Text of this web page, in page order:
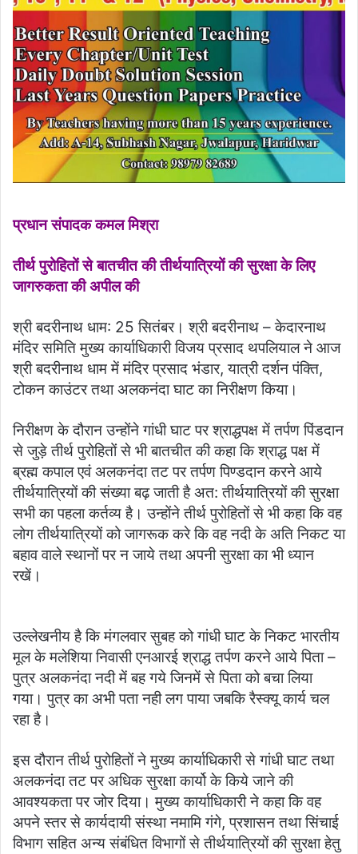
प्रधान संपादक कमल मिश्रा
तीर्थ पुरोहितों से बातचीत की तीर्थयात्रियों की सुरक्षा के लिए
जागरुकता की अपील की
श्री बदरीनाथ धाम: 25 सितंबर। श्री बदरीनाथ – केदारनाथ
मंदिर समिति मुख्य कार्याधिकारी विजय प्रसाद थपलियाल ने आज
श्री बदरीनाथ धाम में मंदिर प्रसाद भंडार, यात्री दर्शन पंक्ति,
टोकन काउंटर तथा अलकनंदा घाट का निरीक्षण किया।
निरीक्षण के दौरान उन्होंने गांधी घाट पर श्राद्धपक्ष में तर्पण पिंडदान
से जुड़े तीर्थ पुरोहितों से भी बातचीत की कहा कि श्राद्ध पक्ष में
ब्रह्म कपाल एवं अलकनंदा तट पर तर्पण पिण्डदान करने आये
तीर्थयात्रियों की संख्या बढ़ जाती है अत: तीर्थयात्रियों की सुरक्षा
सभी का पहला कर्तव्य है। उन्होंने तीर्थ पुरोहितों से भी कहा कि वह
लोग तीर्थयात्रियों को जागरूक करे कि वह नदी के अति निकट या
बहाव वाले स्थानों पर न जाये तथा अपनी सुरक्षा का भी ध्यान
रखें।
उल्लेखनीय है कि मंगलवार सुबह को गांधी घाट के निकट भारतीय
मूल के मलेशिया निवासी एनआरई श्राद्ध तर्पण करने आये पिता –
पुत्र अलकनंदा नदी में बह गये जिनमें से पिता को बचा लिया
गया। पुत्र का अभी पता नही लग पाया जबकि रैस्क्यू कार्य चल
रहा है।
इस दौरान तीर्थ पुरोहितों ने मुख्य कार्याधिकारी से गांधी घाट तथा
अलकनंदा तट पर अधिक सुरक्षा कार्यो के किये जाने की
आवश्यकता पर जोर दिया। मुख्य कार्याधिकारी ने कहा कि वह
अपने स्तर से कार्यदायी संस्था नमामि गंगे, प्रशासन तथा सिंचाई
विभाग सहित अन्य संबंधित विभागों से तीर्थयात्रियों की सुरक्षा हेतु